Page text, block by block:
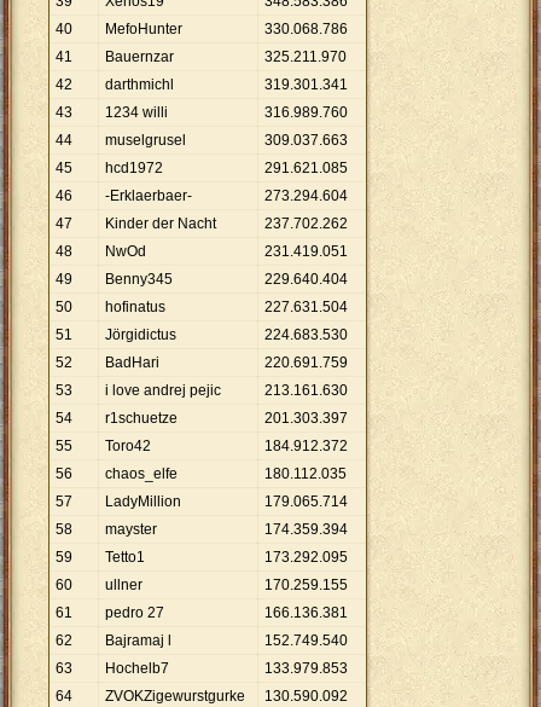
40
MefoHunter 330.068.786
41
Bauernzar 325.211.970
42
darthmichl 319.301.341
43
1234 willi 316.989.760
44
muselgrusel 309.037.663
45
hcd1972 291.621.085
46
-Erklaerbaer- 273.294.604
47
Kinder der Nacht 237.702.262
48
NwOd 231.419.051
49
Benny345 229.640.404
50
hofinatus 227.631.504
51
Jörgidictus 224.683.530
52
BadHari 220.691.759
53
i love andrej pejic 213.161.630
54
r1schuetze 201.303.397
55
Toro42 184.912.372
56
chaos_elfe 180.112.035
57
LadyMillion 179.065.714
58
mayster 174.359.394
59
Tetto1 173.292.095
60
ullner 170.259.155
61
pedro 27 166.136.381
62
Bajramaj l 152.749.540
63
Hochelb7 133.979.853
64
ZVOKZigewurstgurke 130.590.092